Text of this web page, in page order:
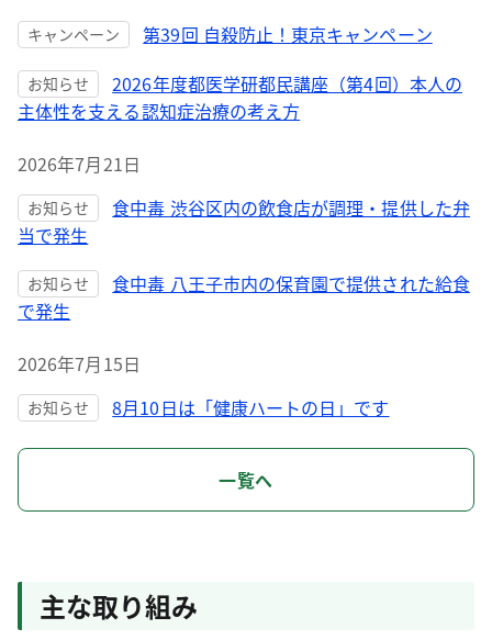
キャンペーン 第39回 自殺防止！東京キャンペーン
お知らせ
2026年度都医学研都民講座（第4回）本人の
主体性を支える認知症治療の考え方
2026年7月21日
お知らせ
食中毒 渋谷区内の飲食店が調理・提供した弁
当で発生
お知らせ
食中毒 八王子市内の保育園で提供された給食
で発生
2026年7月15日
お知らせ 8月10日は「健康ハートの日」です
一覧へ
主な取り組み